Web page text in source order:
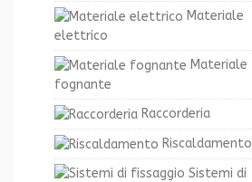
Materiale
elettrico
Materiale
fognante
Raccorderia
Riscaldamento
Sistemi di